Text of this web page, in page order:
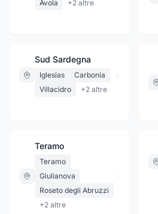
Avola +2 altre
Sud Sardegna
Iglesias
Carbonia
Villacidro
+2 altre
Teramo
Teramo
Giulianova
Roseto degli Abruzzi
+2 altre